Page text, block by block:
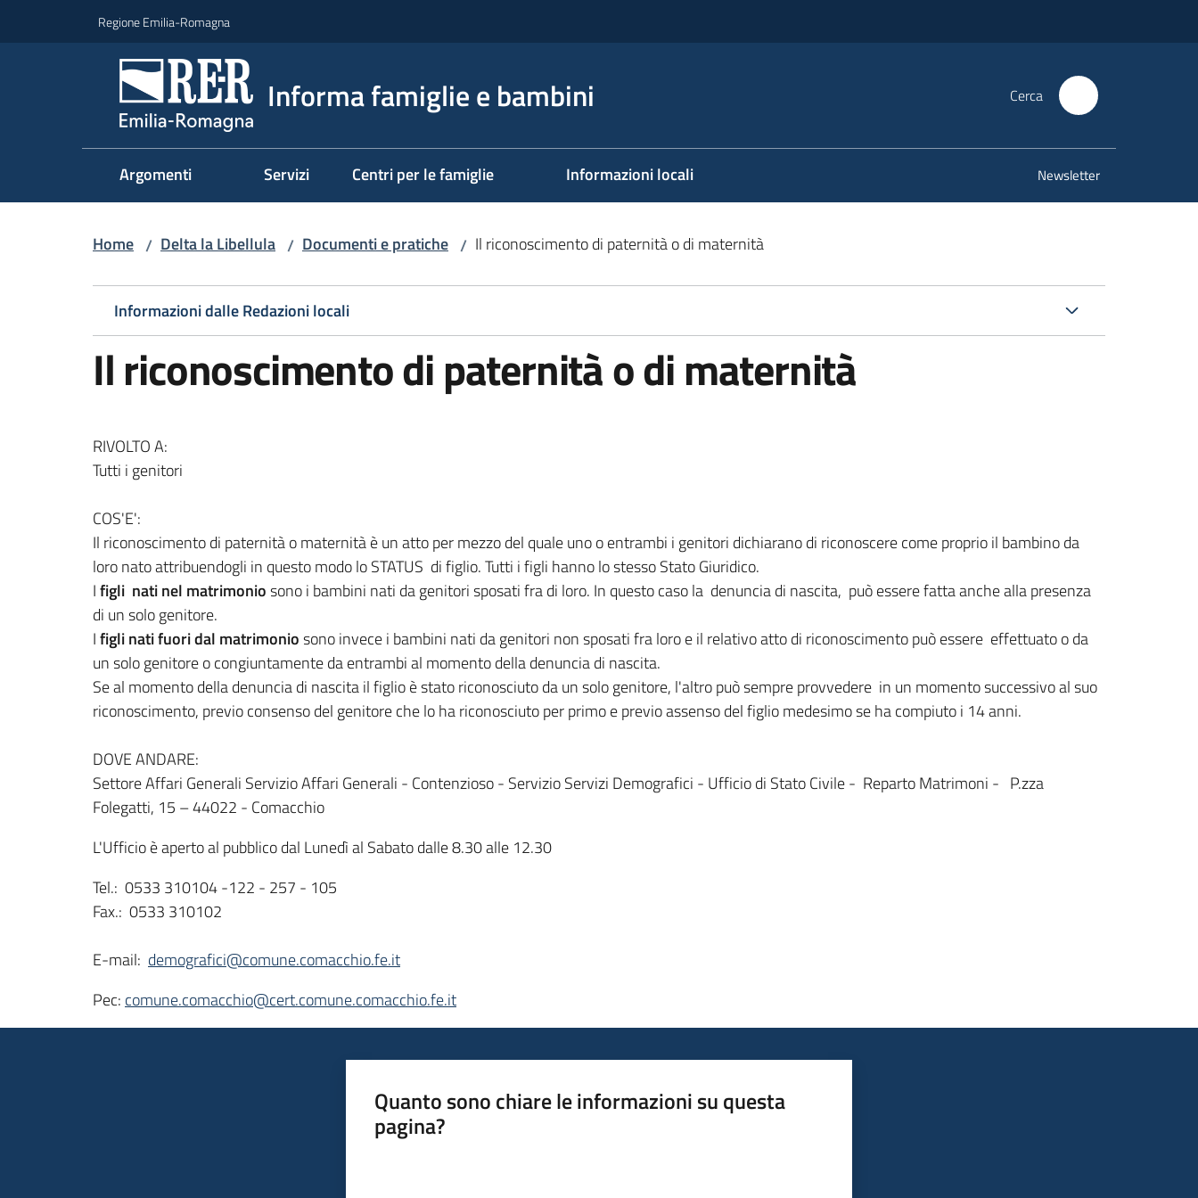
Regione Emilia-Romagna
Informa famiglie e bambini Cerca
Argomenti Servizi Centri per le famiglie Informazioni locali Newsletter
Home / Delta la Libellula / Documenti e pratiche / Il riconoscimento di paternità o di maternità
Informazioni dalle Redazioni locali
Il riconoscimento di paternità o di maternità
RIVOLTO A:
Tutti i genitori
COS'E':
Il riconoscimento di paternità o maternità è un atto per mezzo del quale uno o entrambi i genitori dichiarano di riconoscere come proprio il bambino da
loro nato attribuendogli in questo modo lo STATUS di figlio. Tutti i figli hanno lo stesso Stato Giuridico.
Ifigli nati nel matrimoniosono i bambini nati da genitori sposati fra di loro. In questo caso la denuncia di nascita, può essere fatta anche alla presenza
di un solo genitore.
Ifigli nati fuori dal matrimoniosono invece i bambini nati da genitori non sposati fra loro e il relativo atto di riconoscimento può essere effettuato o da
un solo genitore o congiuntamente da entrambi al momento della denuncia di nascita.
Se al momento della denuncia di nascita il figlio è stato riconosciuto da un solo genitore, l'altro può sempre provvedere in un momento successivo al suo
riconoscimento, previo consenso del genitore che lo ha riconosciuto per primo e previo assenso del figlio medesimo se ha compiuto i 14 anni.
DOVE ANDARE:
Settore Affari Generali Servizio Affari Generali - Contenzioso - Servizio Servizi Demografici - Ufficio di Stato Civile - Reparto Matrimoni - P.zza
Folegatti, 15 – 44022 - Comacchio
L'Ufficio è aperto al pubblico dal Lunedì al Sabato dalle 8.30 alle 12.30
Tel.: 0533 310104 -122 - 257 - 105
Fax.: 0533 310102
E-mail: demografici@comune.comacchio.fe.it
Pec: comune.comacchio@cert.comune.comacchio.fe.it
Quanto sono chiare le informazioni su questa
pagina?